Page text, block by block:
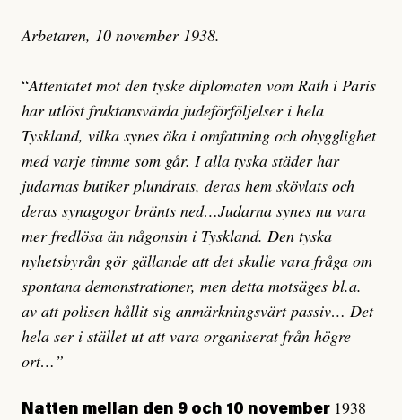
Arbetaren, 10 november 1938.
“Attentatet mot den tyske diplomaten vom Rath i Paris
har utlöst fruktansvärda judeförföljelser i hela
Tyskland, vilka synes öka i omfattning och ohygglighet
med varje timme som går. I alla tyska städer har
judarnas butiker plundrats, deras hem skövlats och
deras synagogor bränts ned…Judarna synes nu vara
mer fredlösa än någonsin i Tyskland. Den tyska
nyhetsbyrån gör gällande att det skulle vara fråga om
spontana demonstrationer, men detta motsäges bl.a.
av att polisen hållit sig anmärkningsvärt passiv… Det
hela ser i stället ut att vara organiserat från högre
ort…”
Natten mellan den 9 och 10 november 1938